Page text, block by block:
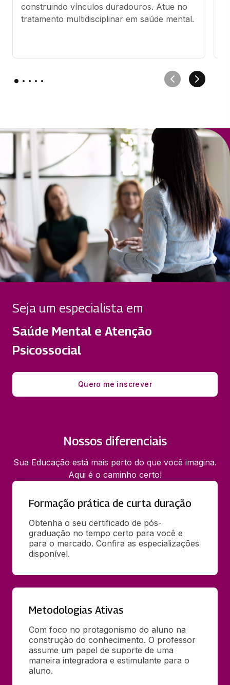
construindo vínculos duradouros. Atue no
tratamento multidisciplinar em saúde mental.
Seja um especialista em
Saúde Mental e Atenção
Psicossocial
Quero me inscrever
Nossos diferenciais
Sua Educação está mais perto do que você imagina.
Aqui é o caminho certo!
Formação prática de curta duração
Obtenha o seu certificado de pós-
graduação no tempo certo para você e
para o mercado. Confira as especializações
disponível.
Metodologias Ativas
Com foco no protagonismo do aluno na
construção do conhecimento. O professor
assume um papel de suporte de uma
maneira integradora e estimulante para o
aluno.